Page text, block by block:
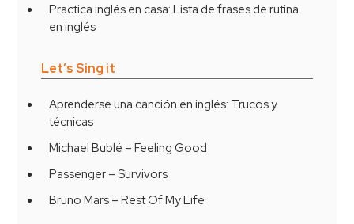
Practica inglés en casa: Lista de frases de rutina
en inglés
Let’s Sing it
Aprenderse una canción en inglés: Trucos y
técnicas
Michael Bublé – Feeling Good
Passenger – Survivors
Bruno Mars – Rest Of My Life